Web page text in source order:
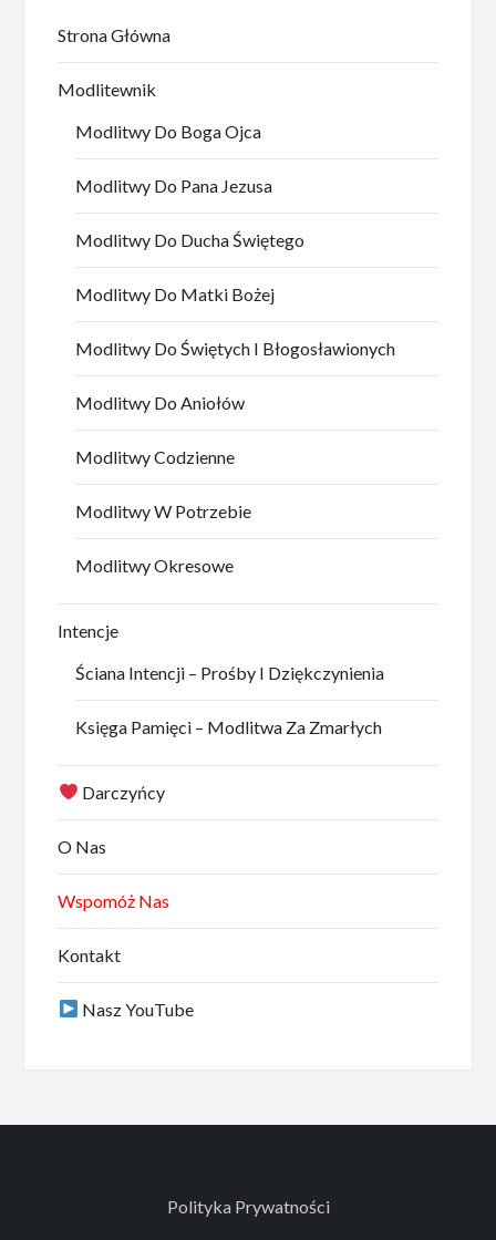
Strona Główna
Modlitewnik
Modlitwy Do Boga Ojca
Modlitwy Do Pana Jezusa
Modlitwy Do Ducha Świętego
Modlitwy Do Matki Bożej
Modlitwy Do Świętych I Błogosławionych
Modlitwy Do Aniołów
Modlitwy Codzienne
Modlitwy W Potrzebie
Modlitwy Okresowe
Intencje
Ściana Intencji – Prośby I Dziękczynienia
Księga Pamięci – Modlitwa Za Zmarłych
Darczyńcy
O Nas
Wspomóż Nas
Kontakt
Nasz YouTube
Polityka Prywatności